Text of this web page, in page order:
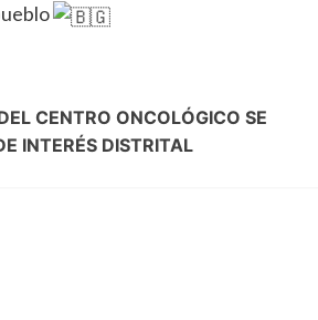
CENTRO ONCOLÓGICO SE
INTERÉS DISTRITAL